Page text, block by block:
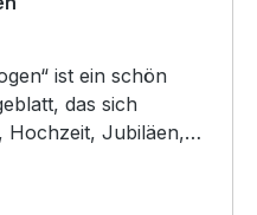
ist ein schön
das sich
Hochzeit, Jubiläen,